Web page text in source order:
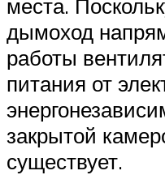
места.
дымоход
работы
питания от
закрытой
существует.